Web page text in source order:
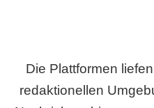
Die Plattformen
redaktionellen